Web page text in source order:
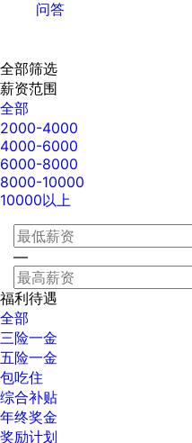
问答
全部筛选
薪资范围
全部
2000-4000
4000-6000
6000-8000
8000-10000
10000以上
—
福利待遇
全部
三险一金
五险一金
包吃住
综合补贴
年终奖金
奖励计划